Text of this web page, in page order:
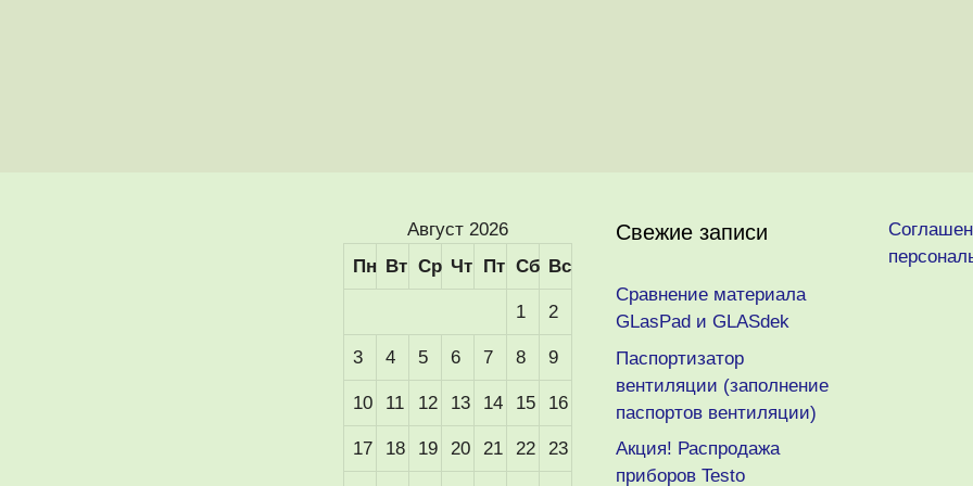
Август 2026
Пн Вт Ср Чт Пт Сб Вс
1 2
3 4 5 6 7 8 9
10 11 12 13 14 15 16
17 18 19 20 21 22 23
Свежие записи
Сравнение материала
GLasPad и GLASdek
Паспортизатор
вентиляции (заполнение
паспортов вентиляции)
Акция! Распродажа
приборов Testo